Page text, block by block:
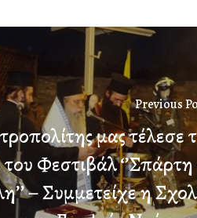
Previous
μας τέλεσε
του Φεστιβάλ
– Συμμετείχε η